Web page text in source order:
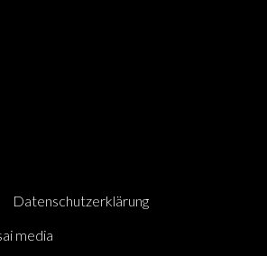
Datenschutzerklärung
media